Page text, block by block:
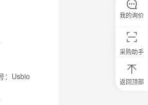
：Usbio
采购助手
返回顶部
我的询价